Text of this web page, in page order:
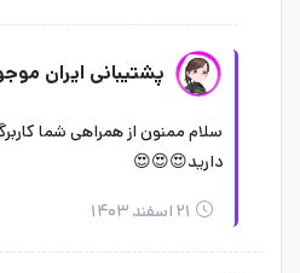
پشتیبانی ایران
سلام ممنون از همراهی شما
دارید😍😍😍
۲۱ اسفند ۱۴۰۳